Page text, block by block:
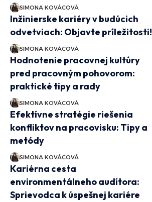
SIMONA KOVÁCOVÁ
Inžinierske kariéry v budúcich
odvetviach: Objavte príležitosti!
SIMONA KOVÁCOVÁ
Hodnotenie pracovnej kultúry
pred pracovným pohovorom:
praktické tipy a rady
SIMONA KOVÁCOVÁ
Efektívne stratégie riešenia
konfliktov na pracovisku: Tipy a
metódy
SIMONA KOVÁCOVÁ
Kariérna cesta
environmentálneho audítora:
Sprievodca k úspešnej kariére